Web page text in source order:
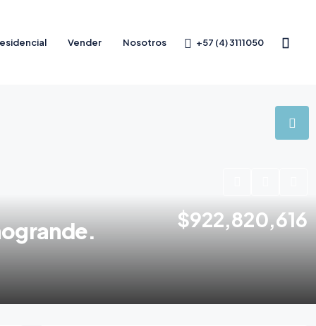
Vender Nosotros +57 (4) 3111050
$922,820,616